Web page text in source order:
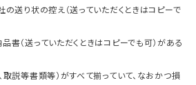
の送り状の控え（送っていただくときはコピーで
書（送っていただくときはコピーでも可）がある
取説等書類等）がすべて揃っていて、なおかつ損